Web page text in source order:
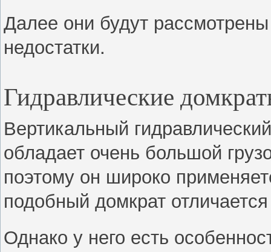
Далее они будут
недостатки.
Гидравлические
Вертикальный
обладает очень большой
поэтому он широко
подобный домкрат
Однако у него есть